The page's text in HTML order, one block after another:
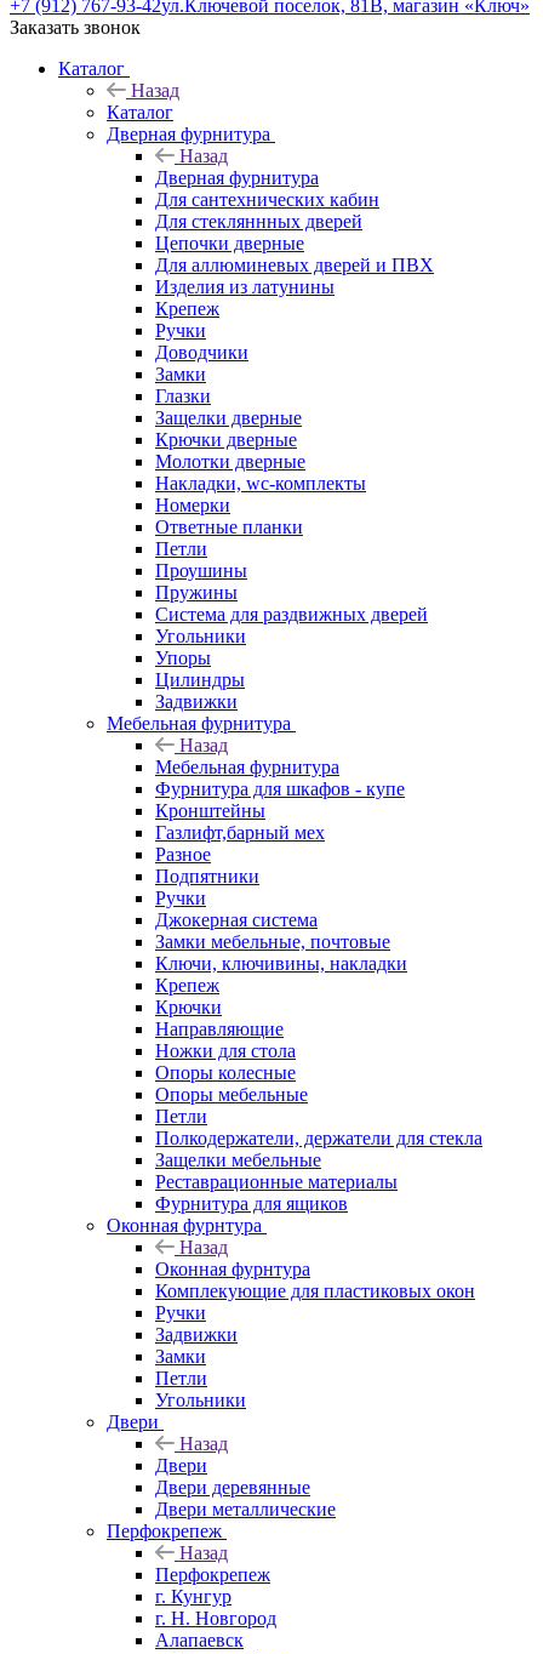
+7 (912) 767-93-42ул.Ключевой поселок, 81В, магазин «Ключ»
Заказать звонок
Каталог
Назад
Каталог
Дверная фурнитура
Назад
Дверная фурнитура
Для сантехнических кабин
Для стекляннных дверей
Цепочки дверные
Для аллюминевых дверей и ПВХ
Изделия из латунины
Крепеж
Ручки
Доводчики
Замки
Глазки
Защелки дверные
Крючки дверные
Молотки дверные
Накладки, wc-комплекты
Номерки
Ответные планки
Петли
Проушины
Пружины
Система для раздвижных дверей
Угольники
Упоры
Цилиндры
Задвижки
Мебельная фурнитура
Назад
Мебельная фурнитура
Фурнитура для шкафов - купе
Кронштейны
Газлифт,барный мех
Разное
Подпятники
Ручки
Джокерная система
Замки мебельные, почтовые
Ключи, ключивины, накладки
Крепеж
Крючки
Направляющие
Ножки для стола
Опоры колесные
Опоры мебельные
Петли
Полкодержатели, держатели для стекла
Защелки мебельные
Реставрационные материалы
Фурнитура для ящиков
Оконная фурнтура
Назад
Оконная фурнтура
Комплекующие для пластиковых окон
Ручки
Задвижки
Замки
Петли
Угольники
Двери
Назад
Двери
Двери деревянные
Двери металлические
Перфокрепеж
Назад
Перфокрепеж
г. Кунгур
г. Н. Новгород
Алапаевск